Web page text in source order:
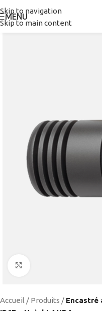
Skip to navigation
Skip to main content
MENU
Accueil / Produits / Encastré